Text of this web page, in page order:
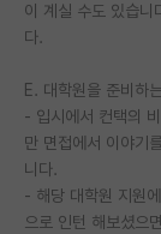
이 계실 수도 있습니
다.
E. 대학원을 준비하
- 입시에서 컨택의
만 면접에서 이야기
니다.
- 해당 대학원 지원
으로 인턴 해보셨으